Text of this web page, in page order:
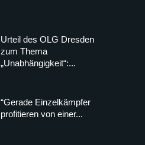
Urteil des OLG Dresden
zum Thema
„Unabhängigkeit“:...
“Gerade Einzelkämpfer
profitieren von einer...